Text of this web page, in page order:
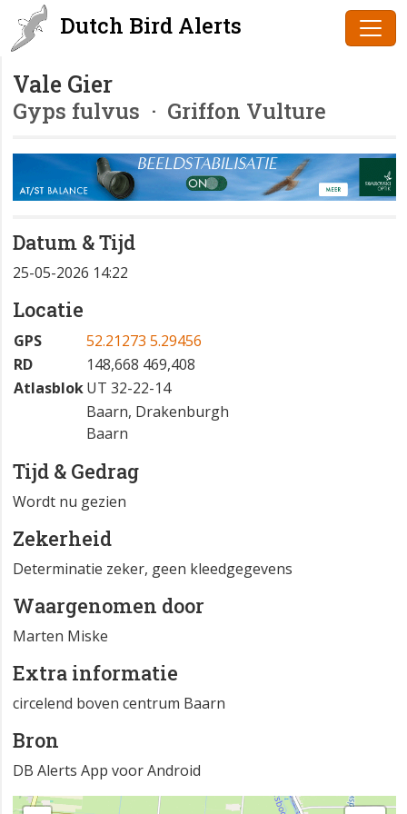
Dutch Bird Alerts
Vale Gier
Gyps fulvus · Griffon Vulture
Datum & Tijd
25-05-2026 14:22
Locatie
GPS
52.21273 5.29456
RD
148,668 469,408
AtlasblokUT 32-22-14
Baarn, Drakenburgh
Baarn
Tijd & Gedrag
Wordt nu gezien
Zekerheid
Determinatie zeker, geen kleedgegevens
Waargenomen door
Marten Miske
Extra informatie
circelend boven centrum Baarn
Bron
DB Alerts App voor Android